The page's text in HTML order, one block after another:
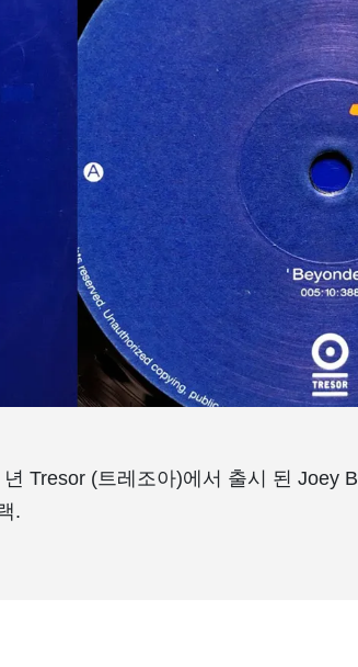
Tresor (트레조아)에서 출시 된 Joey
.